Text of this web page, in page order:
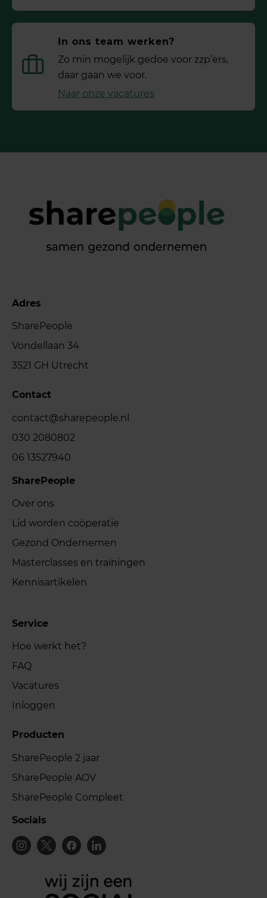
In ons team werken?
Zo min mogelijk gedoe voor ­zzp’ers,
daar gaan we voor.
Naar onze vacatures
Adres
SharePeople
Vondellaan 34
3521 GH Utrecht
Contact
contact@sharepeople.nl
030 2080802
06 13527940
SharePeople
Over ons
Lid worden coöperatie
Gezond Ondernemen
Masterclasses en trainingen
Kennisartikelen
Service
Hoe werkt het?
FAQ
Vacatures
Inloggen
Producten
SharePeople 2 jaar
SharePeople AOV
SharePeople Compleet
Socials